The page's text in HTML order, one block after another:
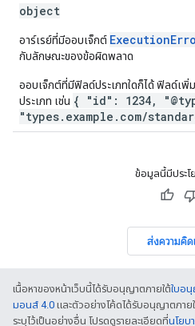
object
อาร์เรย์ที่มีออบเจ็กต์
กับลักษณะของข้อผิดพลาด
ออบเจ็กต์ที่มีฟิลด์ประเภทใดก็ได้ ฟิลด์เพิ่
ประเภท เช่น { "id": 1234,
"types.example.com/
ข้อมูลนี้มีประโ
ส่งความคิ
เนื้อหาของหน้าเว็บนี้ได้รับอนุญาตภายใต้ใบอ
มอนส์ 4.0 และตัวอย่างโค้ดได้รับอนุญาตภาย
ระบุไว้เป็นอย่างอื่น โปรดดูรายละเอียดที่นโยบ